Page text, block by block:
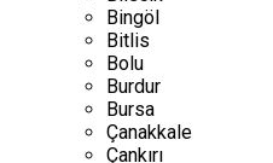
Bingöl
Bitlis
Bolu
Burdur
Bursa
Çanakkale
Çankırı